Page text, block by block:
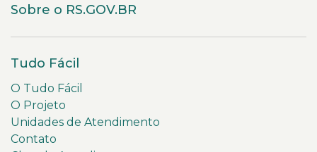
Sobre o RS.GOV.BR
Tudo Fácil
O Tudo Fácil
O Projeto
Unidades de Atendimento
Contato